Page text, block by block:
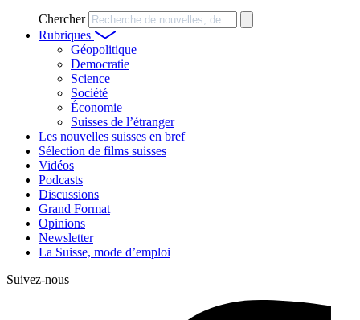
Chercher
Rubriques
Géopolitique
Democratie
Science
Société
Économie
Suisses de l’étranger
Les nouvelles suisses en bref
Sélection de films suisses
Vidéos
Podcasts
Discussions
Grand Format
Opinions
Newsletter
La Suisse, mode d’emploi
Suivez-nous